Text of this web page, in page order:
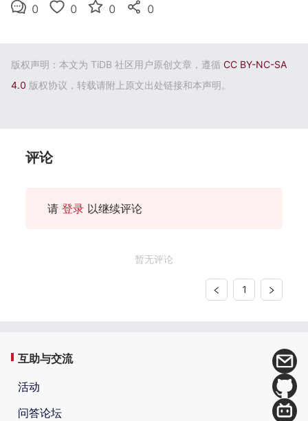
0 0 0 0
版权声明：本文为 TiDB 社区用户原创文章，遵循 CC BY-NC-SA
4.0 版权协议，转载请附上原文出处链接和本声明。
评论
请 登录 以继续评论
暂无评论
1
互助与交流
活动
问答论坛